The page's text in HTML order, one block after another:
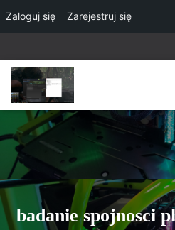
Zaloguj się Zarejestruj się
badanie spojnosci